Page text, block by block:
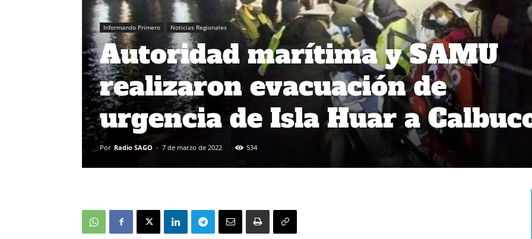
Informando Primero Noticias Regionales
Autoridad marítima y SAMU
realizaron evacuación de
urgencia de Isla Huar a
Por Radio SAGO - 7 de marzo de 2022 534